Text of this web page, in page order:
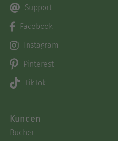
Support
Facebook
Instagram
Pinterest
TikTok
Kunden
Bücher